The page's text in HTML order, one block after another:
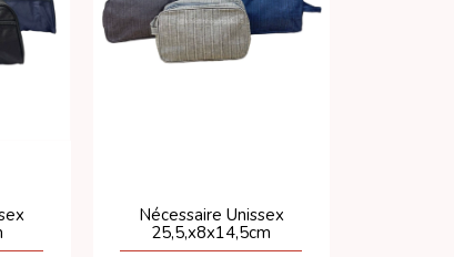
Nécessaire Unissex
25,5,x8x14,5cm